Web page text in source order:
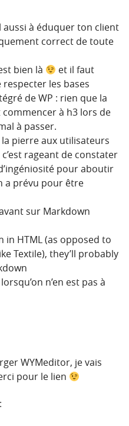
aussi à éduquer ton client
correct de toute
bien là
et il faut
les bases
de WP : rien que la
à h3 lors de
à passer.
pierre aux utilisateurs
rageant de constater
pour aboutir
a prévu pour être
sur Markdown
HTML (as opposed to
Textile), they’ll probably
n’en est pas à
WYMeditor, je vais
pour le lien